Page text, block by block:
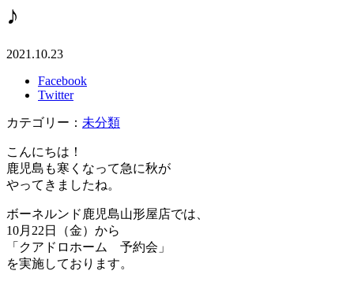
♪
2021.10.23
Facebook
Twitter
カテゴリー： 未分類
こんにちは！
鹿児島も寒くなって急に秋が
やってきましたね。
ボーネルンド鹿児島山形屋店では、
10月22日（金）から
「クアドロホーム 予約会」
を実施しております。